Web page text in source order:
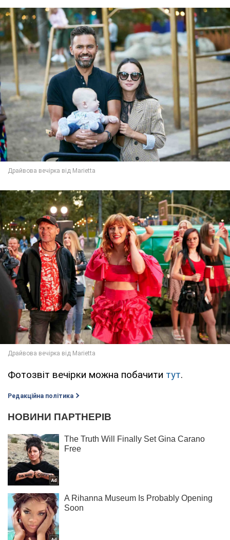
Фотозвіт вечірки можна побачити тут.
Редакційна політика